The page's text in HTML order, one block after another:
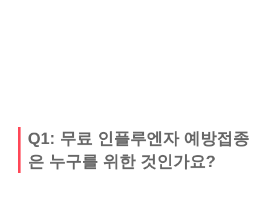
Q1: 무료 인플루엔자 예방접종
은 누구를 위한 것인가요?